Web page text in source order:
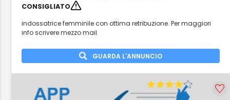
CONSIGLIATO
indossatrice femminile con ottima retribuzione. Per maggiori
info scrivere mezzo mail
GUARDA L'ANNUNCIO